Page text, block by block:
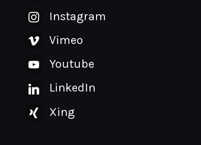
Instagram
Vimeo
Youtube
LinkedIn
Xing